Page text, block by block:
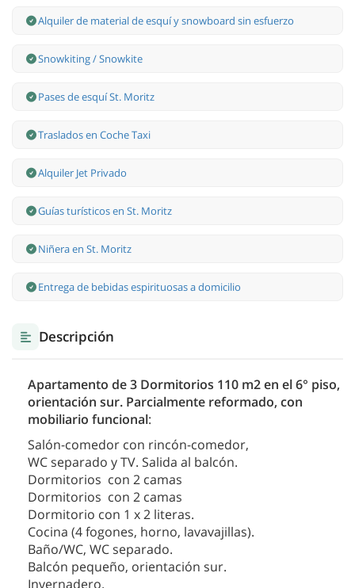
Alquiler de material de esquí y snowboard sin esfuerzo
Snowkiting / Snowkite
Pases de esquí St. Moritz
Traslados en Coche Taxi
Alquiler Jet Privado
Guías turísticos en St. Moritz
Niñera en St. Moritz
Entrega de bebidas espirituosas a domicilio
Descripción
Apartamento de 3 Dormitorios 110 m2 en el 6° piso,
orientación sur. Parcialmente reformado, con
mobiliario funcional:
Salón-comedor con rincón-comedor,
WC separado y TV. Salida al balcón.
Dormitorios con 2 camas
Dormitorios con 2 camas
Dormitorio con 1 x 2 literas.
Cocina (4 fogones, horno, lavavajillas).
Baño/WC, WC separado.
Balcón pequeño, orientación sur.
Invernadero.